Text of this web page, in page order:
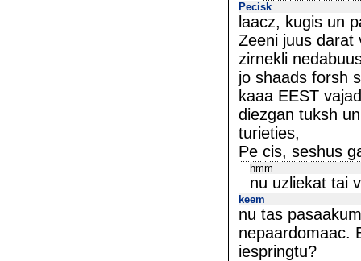
Pecisk
laacz, kugis un
Zeeni juus darat
zirnekli
jo shaads forsh
kaaa EEST
diezgan tuksh
turieties,
Pe cis, seshus
hmm
nu uzliekat tai
keem
nu tas
nepaardomaac.
iespringtu?